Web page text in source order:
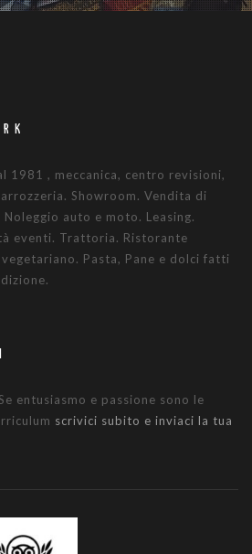
1981 , meccanica, centro revisioni,
Showroom. Vendita di
auto e moto. Leasing.
eventi. Trattoria. Ristorante
Pasta, Pane e dolci fatti
entusiasmo e passione sono le
scrivici subito e inviaci la tua